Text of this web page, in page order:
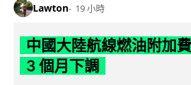
Lawton 19 小時
中國大陸航線燃油附加
3 個月下調